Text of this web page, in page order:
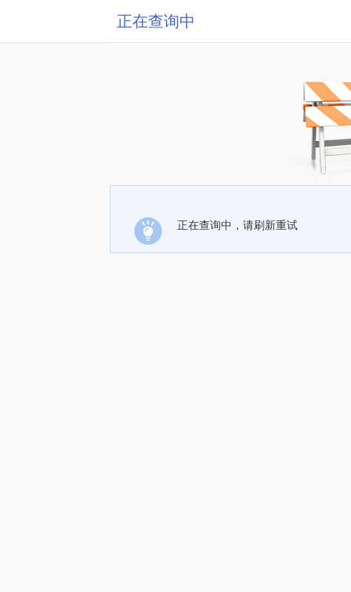
正在查询中
正在查询中，请刷新重试